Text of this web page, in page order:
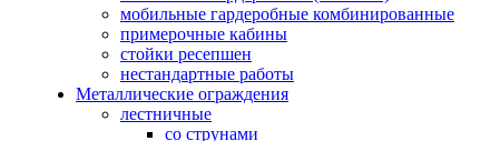
мобильные гардеробные комбинированные
примерочные кабины
стойки ресепшен
нестандартные работы
Металлические ограждения
лестничные
со струнами